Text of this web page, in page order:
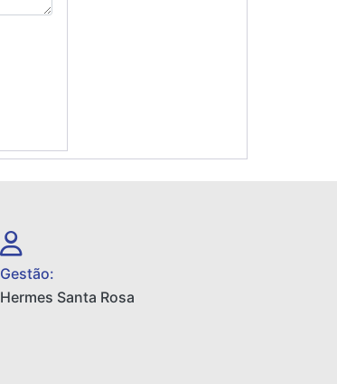
Gestão:
Hermes Santa Rosa